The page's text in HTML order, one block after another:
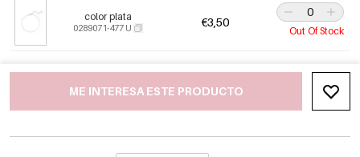
color plata
0289071-477 U €3,50
Out Of Stock
ME INTERESA ESTE PRODUCTO